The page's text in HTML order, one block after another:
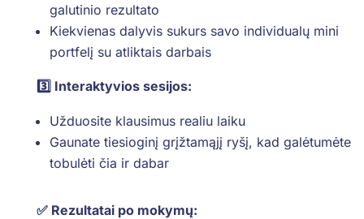
galutinio rezultato
Kiekvienas dalyvis sukurs savo individualų mini
portfelį su atliktais darbais
3️⃣ Interaktyvios sesijos:
Užduosite klausimus realiu laiku
Gaunate tiesioginį grįžtamąjį ryšį, kad galėtumėte
tobulėti čia ir dabar
✅ Rezultatai po mokymų: